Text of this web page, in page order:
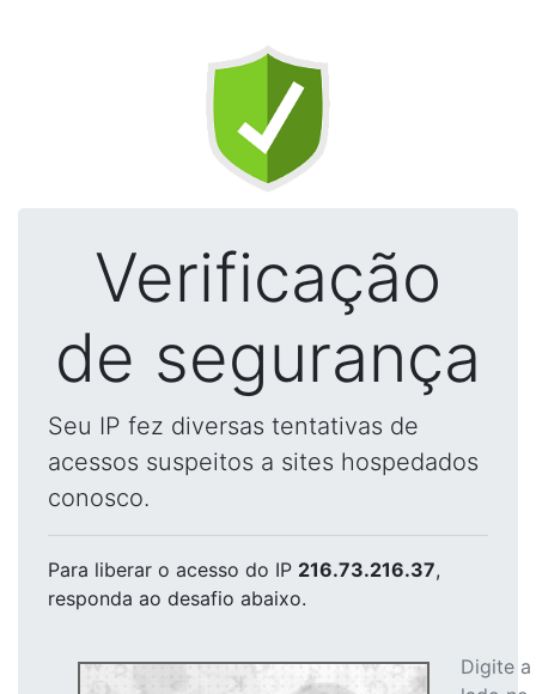
Verificação
de segurança
Seu IP fez diversas tentativas de
acessos suspeitos a sites hospedados
conosco.
Para liberar o acesso do IP 216.73.216.37,
responda ao desafio abaixo.
Digite